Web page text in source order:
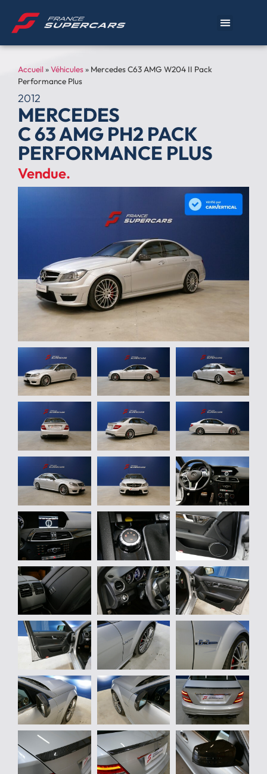
Accueil»Véhicules» Mercedes C63 AMG W204 II Pack
Performance Plus
2012
MERCEDES
C 63 AMG PH2 PACK
PERFORMANCE PLUS
Vendue.